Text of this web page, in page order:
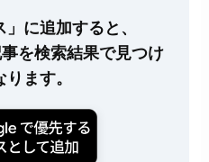
」に追加すると、
を検索結果で見つけ
ます。